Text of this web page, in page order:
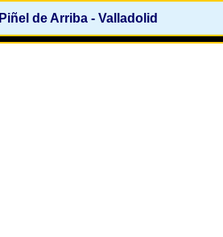
Piñel de Arriba - Valladolid